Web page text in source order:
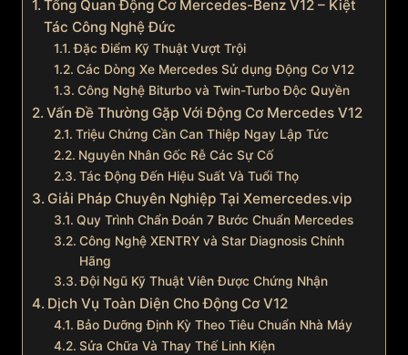
Tổng Quan Động Cơ Mercedes-Benz V12 – Kiệt
Tác Công Nghệ Đức
Đặc Điểm Kỹ Thuật Vượt Trội
Các Dòng Xe Mercedes Sử dụng Động Cơ V12
Công Nghệ Biturbo và Twin-Turbo Độc Quyền
Vấn Đề Thường Gặp Với Động Cơ Mercedes V12
Triệu Chứng Cần Can Thiệp Ngay Lập Tức
Nguyên Nhân Gốc Rễ Các Sự Cố
Tác Động Đến Hiệu Suất Và Tuổi Thọ
Giải Pháp Chuyên Nghiệp Tại Xemercedes.vip
Quy Trình Chẩn Đoán 7 Bước Chuẩn Mercedes
Công Nghệ XENTRY và Star Diagnosis Chính
Hãng
Đội Ngũ Kỹ Thuật Viên Được Chứng Nhận
Dịch Vụ Toàn Diện Cho Động Cơ V12
Bảo Dưỡng Định Kỳ Theo Tiêu Chuẩn Nhà Máy
Sửa Chữa Và Thay Thế Linh Kiện